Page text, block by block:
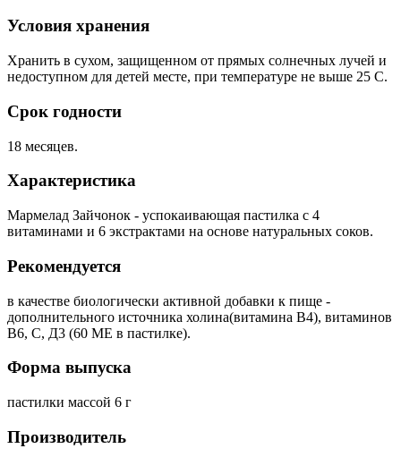
Условия хранения
Хранить в сухом, защищенном от прямых солнечных лучей и
недоступном для детей месте, при температуре не выше 25 С.
Срок годности
18 месяцев.
Характеристика
Мармелад Зайчонок - успокаивающая пастилка с 4
витаминами и 6 экстрактами на основе натуральных соков.
Рекомендуется
в качестве биологически активной добавки к пище -
дополнительного источника холина(витамина В4), витаминов
В6, С, Д3 (60 МЕ в пастилке).
Форма выпуска
пастилки массой 6 г
Производитель